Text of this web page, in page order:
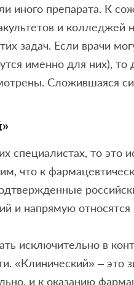
иного препарата. К
и колледжей
задач. Если врачи
именно для них), то
Сложившаяся
специалистах, то это
что к
и напрямую относятся
исключительно в
«Клинический» – это
и к оказанию